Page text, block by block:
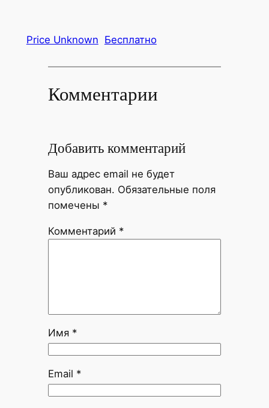
Price Unknown Бесплатно
Комментарии
Добавить комментарий
Ваш адрес email не будет
опубликован. Обязательные поля
помечены *
Комментарий *
Имя *
Email *